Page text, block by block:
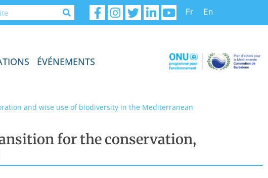
Fr En
ÉVÉNEMENTS
and wise use of biodiversity in the Mediterranean
for the conservation,